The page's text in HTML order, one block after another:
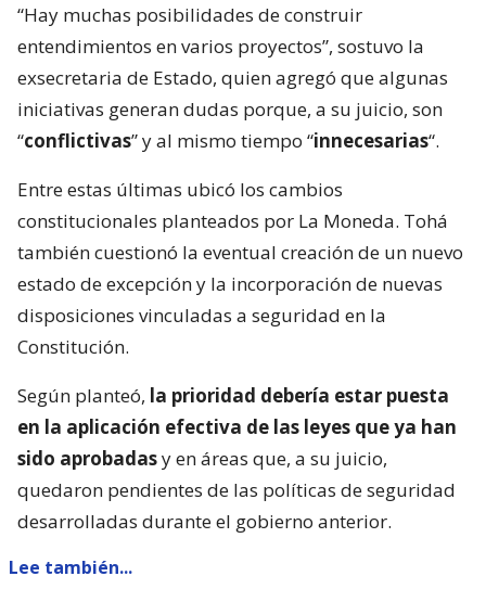
“Hay muchas posibilidades de construir
entendimientos en varios proyectos”, sostuvo la
exsecretaria de Estado, quien agregó que algunas
iniciativas generan dudas porque, a su juicio, son
“conflictivas” y al mismo tiempo “innecesarias“.
Entre estas últimas ubicó los cambios
constitucionales planteados por La Moneda. Tohá
también cuestionó la eventual creación de un nuevo
estado de excepción y la incorporación de nuevas
disposiciones vinculadas a seguridad en la
Constitución.
Según planteó, la prioridad debería estar puesta
en la aplicación efectiva de las leyes que ya han
sido aprobadasy en áreas que, a su juicio,
quedaron pendientes de las políticas de seguridad
desarrolladas durante el gobierno anterior.
Lee también...